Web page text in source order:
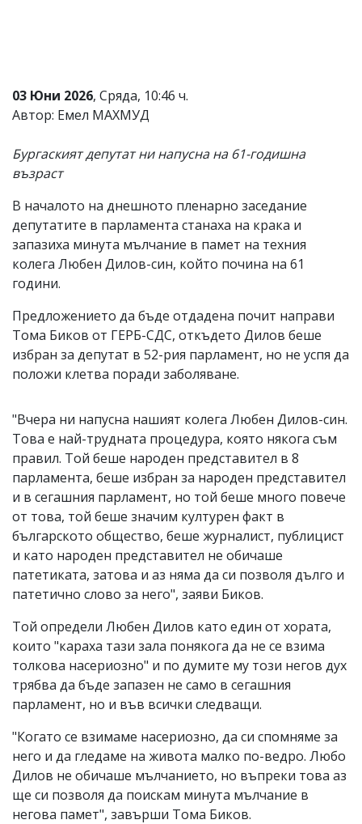
от
читателите
и
не
носи
отговорност
тях!
Ако
откриете
обиден
за
вас
коментар,
моля
сигнализирайте
ни!
03 Юни 2026, Сряда, 10:46 ч.
Автор: Емел МАХМУД
Бургаският депутат ни напусна на 61-годишна
възраст
В началото на днешното пленарно заседание
депутатите в парламента станаха на крака и
запазиха минута мълчание в памет на техния
колега Любен Дилов-син, който почина на 61
години.
Предложението да бъде отдадена почит направи
Тома Биков от ГЕРБ-СДС, откъдето Дилов беше
избран за депутат в 52-рия парламент, но не успя да
положи клетва поради заболяване.
"Вчера ни напусна нашият колега Любен Дилов-син.
Това е най-трудната процедура, която някога съм
правил. Той беше народен представител в 8
парламента, беше избран за народен представител
и в сегашния парламент, но той беше много повече
от това, той беше значим културен факт в
българското общество, беше журналист, публицист
и като народен представител не обичаше
патетиката, затова и аз няма да си позволя дълго и
патетично слово за него", заяви Биков.
Той определи Любен Дилов като един от хората,
които "караха тази зала понякога да не се взима
толкова насериозно" и по думите му този негов дух
трябва да бъде запазен не само в сегашния
парламент, но и във всички следващи.
"Когато се взимаме насериозно, да си спомняме за
него и да гледаме на живота малко по-ведро. Любо
Дилов не обичаше мълчанието, но въпреки това аз
ще си позволя да поискам минута мълчание в
негова памет", завърши Тома Биков.